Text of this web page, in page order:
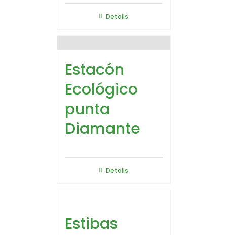
Details
Estacón
Ecológico
punta
Diamante
Details
Estibas